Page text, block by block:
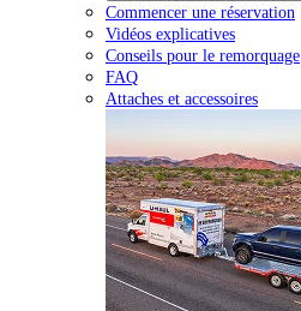
Commencer une réservation
Vidéos explicatives
Conseils pour le remorquage
FAQ
Attaches et accessoires